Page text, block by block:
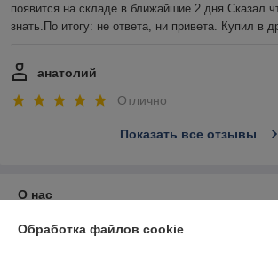
появится на складе в ближайшие 2 дня.Сказал
знать.По итогу: не ответа, ни привета. Купил в
анатолий
Отлично
Показать все отзывы
О нас
Контакты
Обработка файлов cookie